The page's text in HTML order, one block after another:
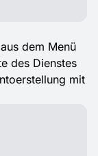
dem Menü
des Dienstes
mit